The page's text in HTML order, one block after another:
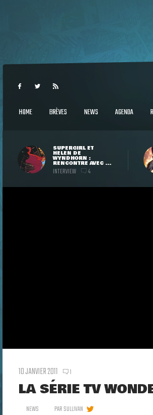
HOME BRÈVES NEWS AGENDA
SUPERGIRL ET
HELEN DE
WYNDHORN :
RENCONTRE AVEC ...
INTERVIEW 4
10 JANVIER 2011 1
LA SÉRIE TV
NEWS PARSULLIVAN